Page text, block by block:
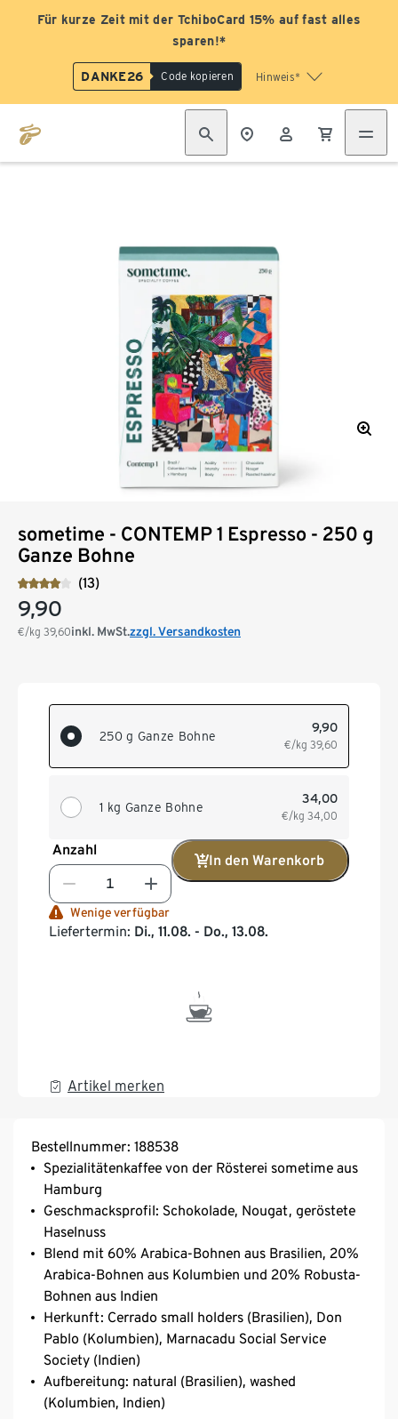
Für kurze Zeit mit der TchiboCard 15% auf fast alles
sparen!*
DANKE26 Code kopieren Hinweis*
sometime - CONTEMP 1 Espresso - 250 g
Ganze Bohne
(13)
9,90
€/kg 39,60inkl. MwSt.zzgl. Versandkosten
250 g Ganze Bohne
9,90
€/kg 39,60
1 kg Ganze Bohne
34,00
€/kg 34,00
Anzahl
In den Warenkorb
Wenige verfügbar
Liefertermin: Di., 11.08. - Do., 13.08.
Artikel merken
Bestellnummer: 188538
Spezialitätenkaffee von der Rösterei sometime aus
Hamburg
Geschmacksprofil: Schokolade, Nougat, geröstete
Haselnuss
Blend mit 60% Arabica-Bohnen aus Brasilien, 20%
Arabica-Bohnen aus Kolumbien und 20% Robusta-
Bohnen aus Indien
Herkunft: Cerrado small holders (Brasilien), Don
Pablo (Kolumbien), Marnacadu Social Service
Society (Indien)
Aufbereitung: natural (Brasilien), washed
(Kolumbien, Indien)